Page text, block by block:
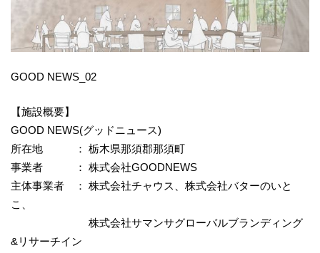
GOOD NEWS_02
【施設概要】
GOOD NEWS(グッドニュース)
所在地 ： 栃木県那須郡那須町
事業者 ： 株式会社GOODNEWS
主体事業者 ： 株式会社チャウス、株式会社バターのいと
こ、
株式会社サマンサグローバルブランディング
&リサーチイン